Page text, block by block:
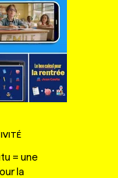
= une
la